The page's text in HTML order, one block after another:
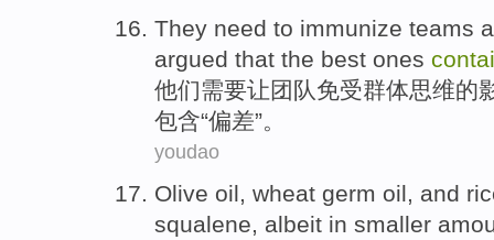
They need to immunize teams
argued that the best ones
他们需要让团队免受群体思维的
包含“偏差”。
youdao
Olive oil, wheat germ oil, and
squalene, albeit in smaller